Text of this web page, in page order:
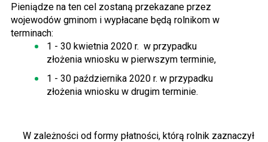
Pieniądze na ten cel zostaną przekazane przez
wojewodów gminom i wypłacane będą rolnikom w
terminach:
1 - 30 kwietnia 2020 r. w przypadku
złożenia wniosku w pierwszym terminie,
1 - 30 października 2020 r. w przypadku
złożenia wniosku w drugim terminie.
W zależności od formy płatności, którą rolnik zaznaczył